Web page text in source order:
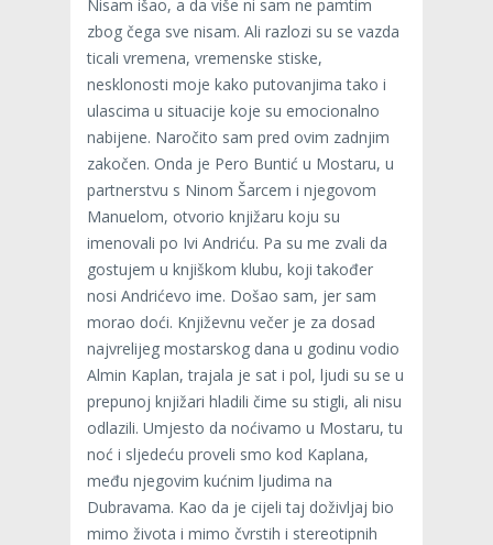
Nisam išao, a da više ni sam ne pamtim
zbog čega sve nisam. Ali razlozi su se vazda
ticali vremena, vremenske stiske,
nesklonosti moje kako putovanjima tako i
ulascima u situacije koje su emocionalno
nabijene. Naročito sam pred ovim zadnjim
zakočen. Onda je Pero Buntić u Mostaru, u
partnerstvu s Ninom Šarcem i njegovom
Manuelom, otvorio knjižaru koju su
imenovali po Ivi Andriću. Pa su me zvali da
gostujem u knjiškom klubu, koji također
nosi Andrićevo ime. Došao sam, jer sam
morao doći. Književnu večer je za dosad
najvrelijeg mostarskog dana u godinu vodio
Almin Kaplan, trajala je sat i pol, ljudi su se u
prepunoj knjižari hladili čime su stigli, ali nisu
odlazili. Umjesto da noćivamo u Mostaru, tu
noć i sljedeću proveli smo kod Kaplana,
među njegovim kućnim ljudima na
Dubravama. Kao da je cijeli taj doživljaj bio
mimo života i mimo čvrstih i stereotipnih